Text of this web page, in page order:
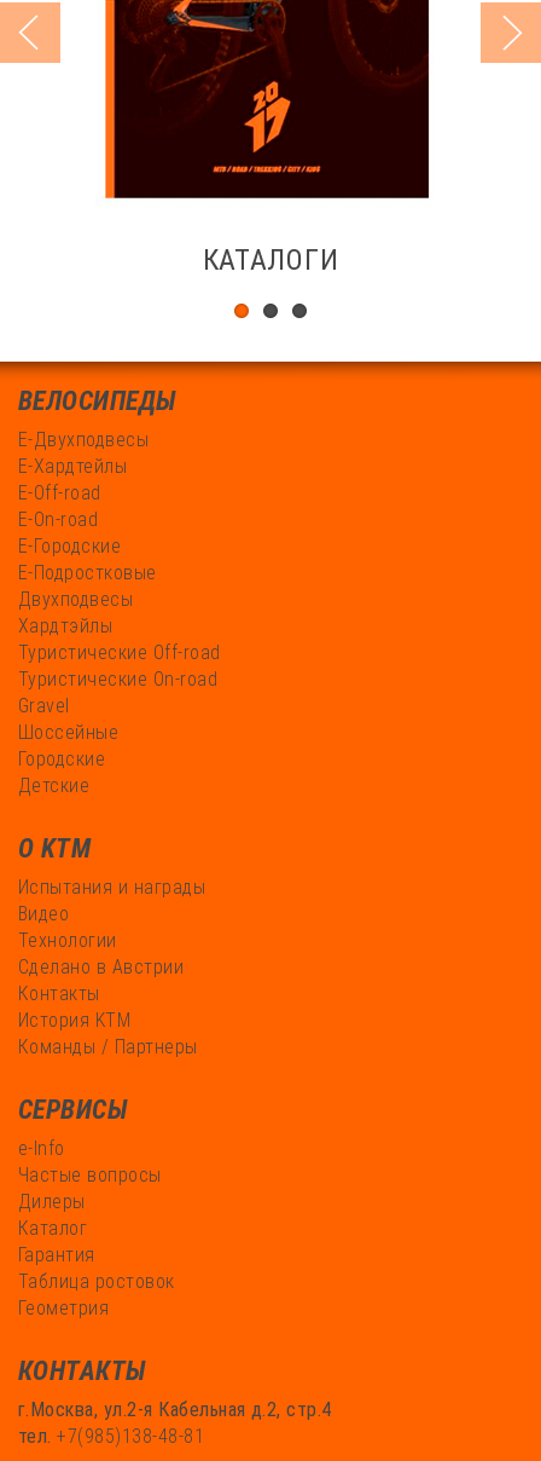
КАТАЛОГИ
ВЕЛОСИПЕДЫ
Е-Двухподвесы
Е-Хардтейлы
Е-Off-road
Е-On-road
Е-Городские
Е-Подростковые
Двухподвесы
Хардтэйлы
Туристические Off-road
Туристические On-road
Gravel
Шоссейные
Городские
Детские
О KTM
Испытания и награды
Видео
Технологии
Сделано в Австрии
Контакты
История KTM
Команды / Партнеры
СЕРВИСЫ
e-Info
Частые вопросы
Дилеры
Каталог
Гарантия
Таблица ростовок
Геометрия
КОНТАКТЫ
г.Москва, ул.2-я Кабельная д.2, стр.4
тел.+7(985)138-48-81